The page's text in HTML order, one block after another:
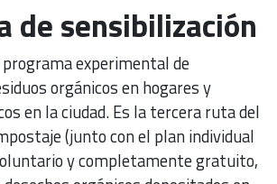
de sensibilización
experimental de
orgánicos en hogares y
en la ciudad. Es la tercera ruta del
(junto con el plan individual
y completamente gratuito,